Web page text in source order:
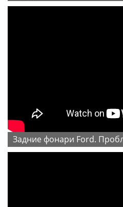
Задние фонари Ford.